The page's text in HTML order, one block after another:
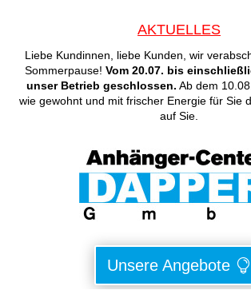
AKTUELLES
Liebe Kundinnen, liebe Kunden, wir
Sommerpause! Vom 20.07. bis
unser Betrieb geschlossen. Ab dem
wie gewohnt und mit frischer Energie für Sie
auf Sie.
Unsere Angebote